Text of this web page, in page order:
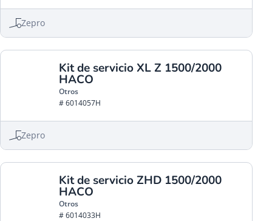
Zepro
Kit de servicio XL Z 1500/2000
HACO
Otros
# 6014057H
Zepro
Kit de servicio ZHD 1500/2000
HACO
Otros
# 6014033H